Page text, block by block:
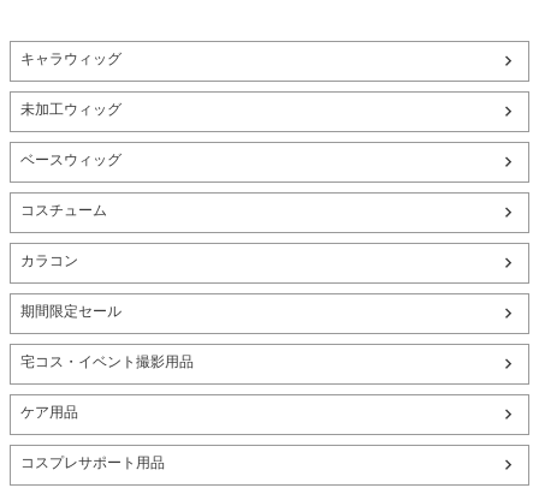
キャラウィッグ
未加工ウィッグ
ベースウィッグ
コスチューム
カラコン
期間限定セール
宅コス・イベント撮影用品
ケア用品
コスプレサポート用品